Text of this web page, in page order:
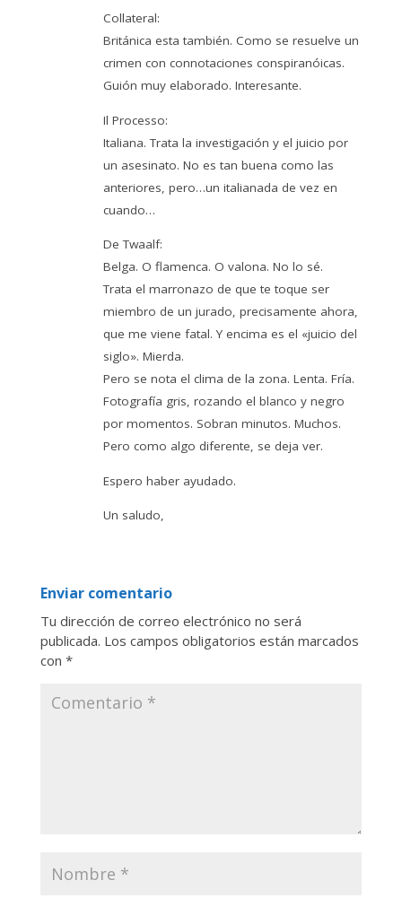
Collateral:
Británica esta también. Como se resuelve un
crimen con connotaciones conspiranóicas.
Guión muy elaborado. Interesante.
Il Processo:
Italiana. Trata la investigación y el juicio por
un asesinato. No es tan buena como las
anteriores, pero…un italianada de vez en
cuando…
De Twaalf:
Belga. O flamenca. O valona. No lo sé.
Trata el marronazo de que te toque ser
miembro de un jurado, precisamente ahora,
que me viene fatal. Y encima es el «juicio del
siglo». Mierda.
Pero se nota el clima de la zona. Lenta. Fría.
Fotografía gris, rozando el blanco y negro
por momentos. Sobran minutos. Muchos.
Pero como algo diferente, se deja ver.
Espero haber ayudado.
Un saludo,
Enviar comentario
Tu dirección de correo electrónico no será
publicada. Los campos obligatorios están marcados
con *